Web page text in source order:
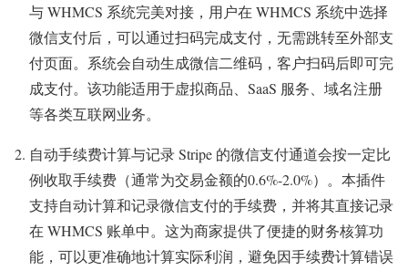
与 WHMCS 系统完美对接，用户在 WHMCS 系统中选择
微信支付后，可以通过扫码完成支付，无需跳转至外部支
付页面。系统会自动生成微信二维码，客户扫码后即可完
成支付。该功能适用于虚拟商品、SaaS 服务、域名注册
等各类互联网业务。
自动手续费计算与记录 Stripe 的微信支付通道会按一定比
例收取手续费（通常为交易金额的0.6%-2.0%）。本插件
支持自动计算和记录微信支付的手续费，并将其直接记录
在 WHMCS 账单中。这为商家提供了便捷的财务核算功
能，可以更准确地计算实际利润，避免因手续费计算错误